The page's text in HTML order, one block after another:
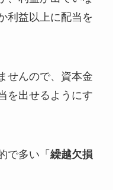
利益以上に配当を
せんので、資本金
を出せるようにす
で多い「 繰越欠損